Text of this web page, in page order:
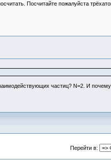
Посчитайте пожалуйста
частиц? N=2. И
Перейти в: